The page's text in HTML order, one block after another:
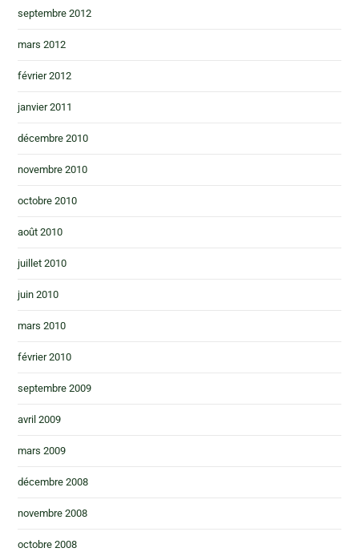
septembre 2012
mars 2012
février 2012
janvier 2011
décembre 2010
novembre 2010
octobre 2010
août 2010
juillet 2010
juin 2010
mars 2010
février 2010
septembre 2009
avril 2009
mars 2009
décembre 2008
novembre 2008
octobre 2008